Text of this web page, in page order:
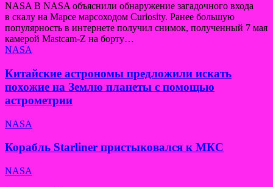
NASA В NASA объяснили обнаружение загадочного входа
в скалу на Марсе марсоходом Curiosity. Ранее большую
популярность в интернете получил снимок, полученный 7 мая
камерой Mastcam-Z на борту…
NASA
Китайские астрономы предложили искать
похожие на Землю планеты с помощью
астрометрии
NASA
Корабль Starliner пристыковался к МКС
NASA